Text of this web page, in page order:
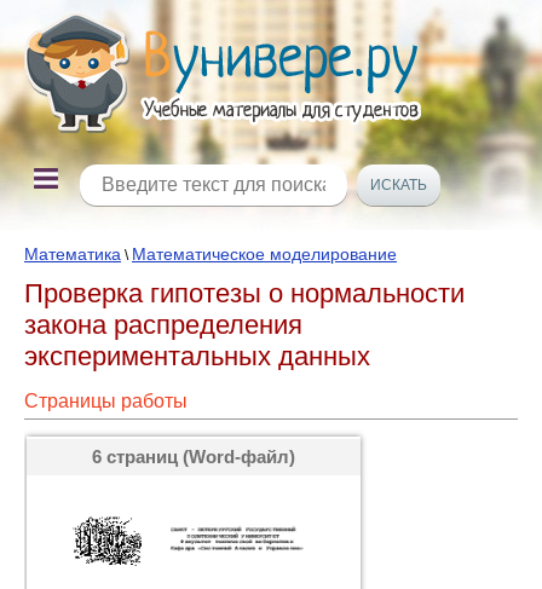
Математика \ Математическое моделирование
Проверка гипотезы о нормальности
закона распределения
экспериментальных данных
Страницы работы
6 страниц (Word-файл)